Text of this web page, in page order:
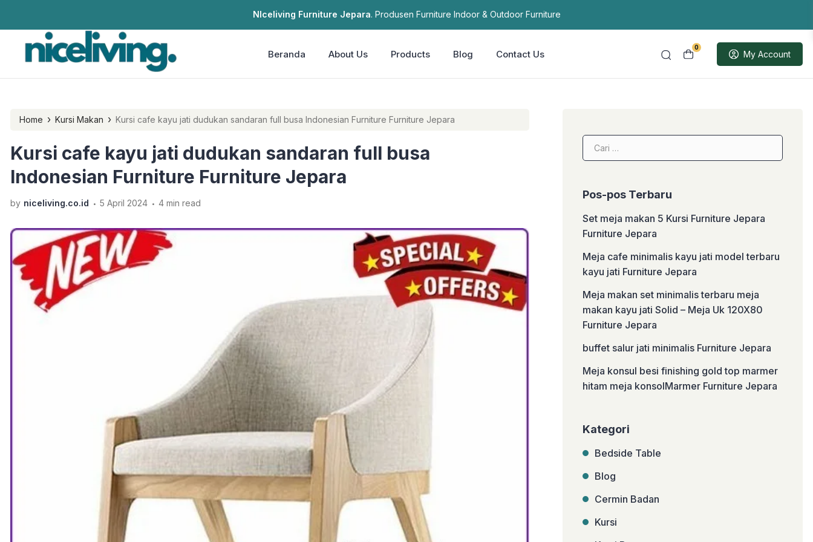
NIceliving Furniture Jepara. Produsen Furniture Indoor & Outdoor Furniture
0
My Account
Beranda About Us Products Blog Contact Us
Home › Kursi Makan › Kursi cafe kayu jati dudukan sandaran full busa Indonesian Furniture Furniture Jepara
Kursi cafe kayu jati dudukan sandaran full busa
Indonesian Furniture Furniture Jepara
by niceliving.co.id . 5 April 2024 . 4 min read
Cari
untuk:
Pos-pos Terbaru
Set meja makan 5 Kursi Furniture Jepara
Furniture Jepara
Meja cafe minimalis kayu jati model terbaru
kayu jati Furniture Jepara
Meja makan set minimalis terbaru meja
makan kayu jati Solid – Meja Uk 120X80
Furniture Jepara
buffet salur jati minimalis Furniture Jepara
Meja konsul besi finishing gold top marmer
hitam meja konsolMarmer Furniture Jepara
Kategori
Bedside Table
Blog
Cermin Badan
Kursi